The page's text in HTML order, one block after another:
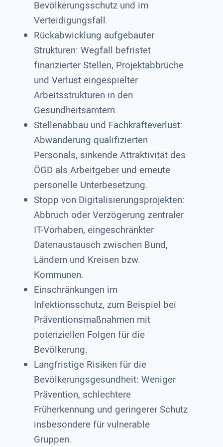
Bevölkerungsschutz und im
Verteidigungsfall.
Rückabwicklung aufgebauter
Strukturen: Wegfall befristet
finanzierter Stellen, Projektabbrüche
und Verlust eingespielter
Arbeitsstrukturen in den
Gesundheitsämtern.
Stellenabbau und Fachkräfteverlust:
Abwanderung qualifizierten
Personals, sinkende Attraktivität des
ÖGD als Arbeitgeber und erneute
personelle Unterbesetzung.
Stopp von Digitalisierungsprojekten:
Abbruch oder Verzögerung zentraler
IT-Vorhaben, eingeschränkter
Datenaustausch zwischen Bund,
Ländern und Kreisen bzw.
Kommunen.
Einschränkungen im
Infektionsschutz, zum Beispiel bei
Präventionsmaßnahmen mit
potenziellen Folgen für die
Bevölkerung.
Langfristige Risiken für die
Bevölkerungsgesundheit: Weniger
Prävention, schlechtere
Früherkennung und geringerer Schutz
insbesondere für vulnerable
Gruppen.